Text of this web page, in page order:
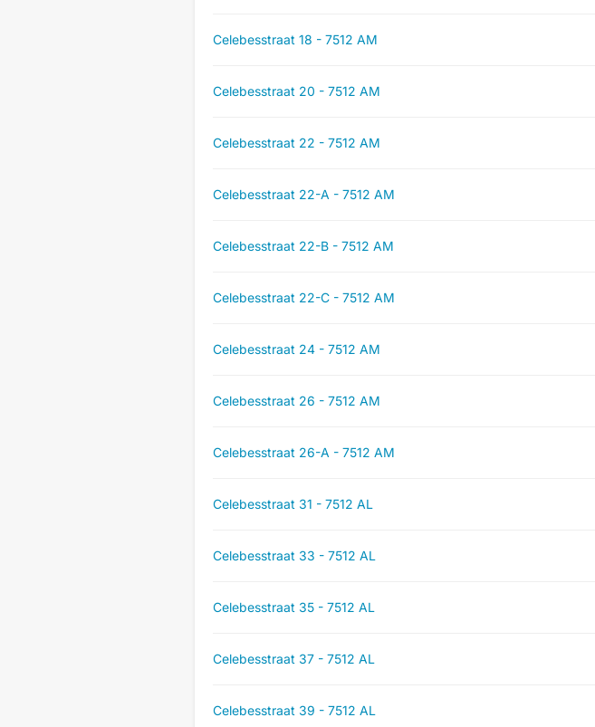
Celebesstraat 18 - 7512 AM
Celebesstraat 20 - 7512 AM
Celebesstraat 22 - 7512 AM
Celebesstraat 22-A - 7512 AM
Celebesstraat 22-B - 7512 AM
Celebesstraat 22-C - 7512 AM
Celebesstraat 24 - 7512 AM
Celebesstraat 26 - 7512 AM
Celebesstraat 26-A - 7512 AM
Celebesstraat 31 - 7512 AL
Celebesstraat 33 - 7512 AL
Celebesstraat 35 - 7512 AL
Celebesstraat 37 - 7512 AL
Celebesstraat 39 - 7512 AL